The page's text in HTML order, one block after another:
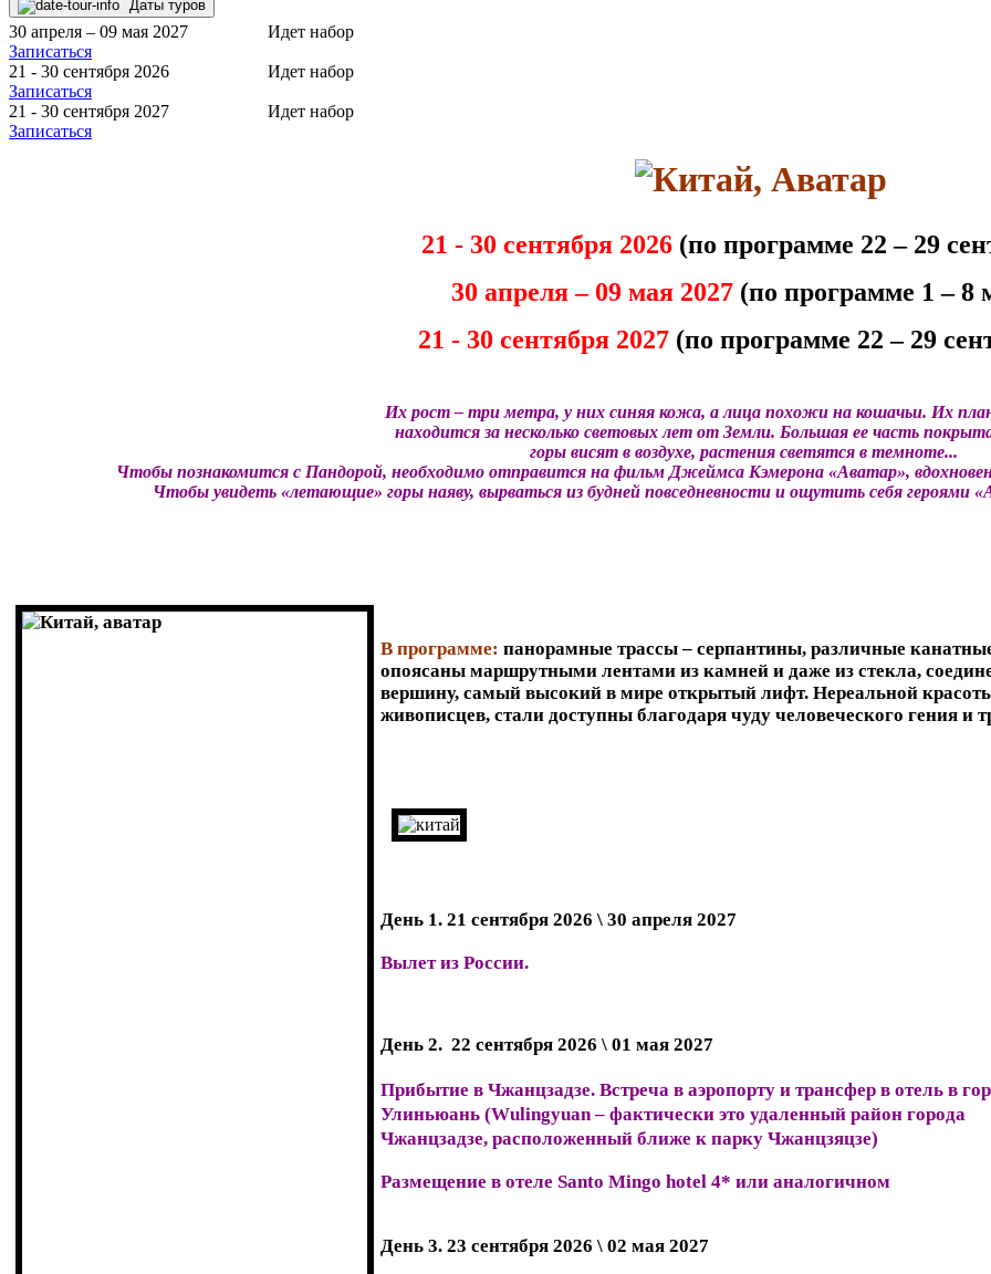
Даты туров
30 апреля – 09 мая 2027
Идет набор
Записаться
21 - 30 сентября 2026
Идет набор
Записаться
21 - 30 сентября 2027
Идет набор
Записаться
21 - 30 сентября 2026 (по программе 22 – 29
30 апреля – 09 мая 2027 (по программе 1 – 8
21 - 30 сентября 2027 (по программе 22 – 29
Их рост – три метра, у них синяя кожа, а лица похожи на кошачьи. Их
находится за несколько световых лет от Земли. Большая ее часть
горы висят в воздухе, растения светятся в темноте...
Чтобы познакомится с Пандорой, необходимо отправится на фильм Джеймса Кэмерона «Аватар»,
Чтобы увидеть «летающие» горы наяву, вырваться из будней повседневности и ощутить себя героями
В программе: панорамные трассы – серпантины, различные
опоясаны маршрутными лентами из камней и даже из стекла,
вершину, самый высокий в мире открытый лифт. Нереальной
живописцев, стали доступны благодаря чуду человеческого гения и
День 1. 21 сентября 2026 \ 30 апреля 2027
Вылет из России.
День 2. 22 сентября 2026 \ 01 мая 2027
Прибытие в Чжанцзадзе. Встреча в аэропорту и трансфер в отель в
Улиньюань (Wulingyuan – фактически это удаленный район города
Чжанцзадзе, расположенный ближе к парку Чжанцзяцзе)
Размещение в отеле Santo Mingo hotel 4* или аналогичном
День 3. 23 сентября 2026 \ 02 мая 2027